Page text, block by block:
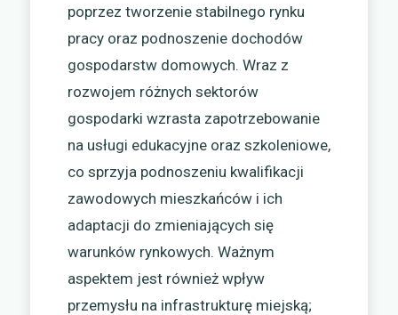
poprzez tworzenie stabilnego rynku
pracy oraz podnoszenie dochodów
gospodarstw domowych. Wraz z
rozwojem różnych sektorów
gospodarki wzrasta zapotrzebowanie
na usługi edukacyjne oraz szkoleniowe,
co sprzyja podnoszeniu kwalifikacji
zawodowych mieszkańców i ich
adaptacji do zmieniających się
warunków rynkowych. Ważnym
aspektem jest również wpływ
przemysłu na infrastrukturę miejską;